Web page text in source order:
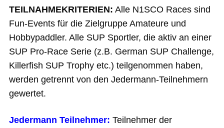
TEILNAHMEKRITERIEN: Alle N1SCO Races sind
Fun-Events für die Zielgruppe Amateure und
Hobbypaddler. Alle SUP Sportler, die aktiv an einer
SUP Pro-Race Serie (z.B. German SUP Challenge,
Killerfish SUP Trophy etc.) teilgenommen haben,
werden getrennt von den Jedermann-Teilnehmern
gewertet.
Jedermann Teilnehmer: Teilnehmer der